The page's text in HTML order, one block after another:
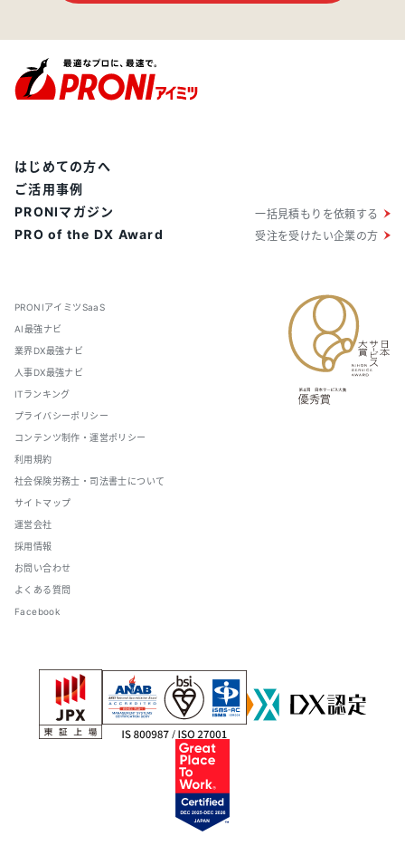
PRONIアイミツSaaS
AI最強ナビ
業界DX最強ナビ
人事DX最強ナビ
ITランキング
プライバシーポリシー
コンテンツ制作・運営ポリシー
利用規約
社会保険労務士・司法書士について
サイトマップ
運営会社
採用情報
お問い合わせ
よくある質問
Facebook
はじめての方へ
ご活用事例
PRONIマガジン
PRO of the DX Award
一括見積もりを依頼する
受注を受けたい企業の方